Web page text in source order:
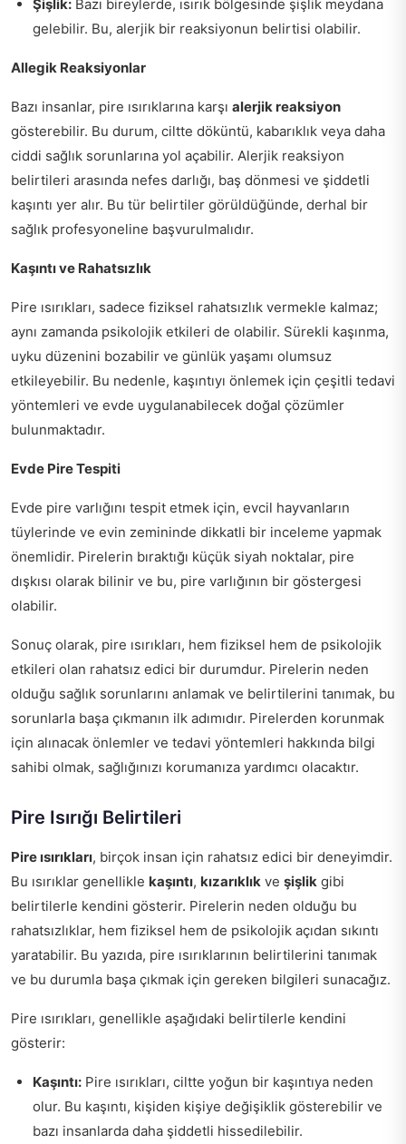
Şişlik: Bazı bireylerde, ısırık bölgesinde şişlik meydana
gelebilir. Bu, alerjik bir reaksiyonun belirtisi olabilir.
Allegik Reaksiyonlar
Bazı insanlar, pire ısırıklarına karşı alerjik reaksiyon
gösterebilir. Bu durum, ciltte döküntü, kabarıklık veya daha
ciddi sağlık sorunlarına yol açabilir. Alerjik reaksiyon
belirtileri arasında nefes darlığı, baş dönmesi ve şiddetli
kaşıntı yer alır. Bu tür belirtiler görüldüğünde, derhal bir
sağlık profesyoneline başvurulmalıdır.
Kaşıntı ve Rahatsızlık
Pire ısırıkları, sadece fiziksel rahatsızlık vermekle kalmaz;
aynı zamanda psikolojik etkileri de olabilir. Sürekli kaşınma,
uyku düzenini bozabilir ve günlük yaşamı olumsuz
etkileyebilir. Bu nedenle, kaşıntıyı önlemek için çeşitli tedavi
yöntemleri ve evde uygulanabilecek doğal çözümler
bulunmaktadır.
Evde Pire Tespiti
Evde pire varlığını tespit etmek için, evcil hayvanların
tüylerinde ve evin zemininde dikkatli bir inceleme yapmak
önemlidir. Pirelerin bıraktığı küçük siyah noktalar, pire
dışkısı olarak bilinir ve bu, pire varlığının bir göstergesi
olabilir.
Sonuç olarak, pire ısırıkları, hem fiziksel hem de psikolojik
etkileri olan rahatsız edici bir durumdur. Pirelerin neden
olduğu sağlık sorunlarını anlamak ve belirtilerini tanımak, bu
sorunlarla başa çıkmanın ilk adımıdır. Pirelerden korunmak
için alınacak önlemler ve tedavi yöntemleri hakkında bilgi
sahibi olmak, sağlığınızı korumanıza yardımcı olacaktır.
Pire Isırığı Belirtileri
Pire ısırıkları, birçok insan için rahatsız edici bir deneyimdir.
Bu ısırıklar genellikle kaşıntı, kızarıklık ve şişlik gibi
belirtilerle kendini gösterir. Pirelerin neden olduğu bu
rahatsızlıklar, hem fiziksel hem de psikolojik açıdan sıkıntı
yaratabilir. Bu yazıda, pire ısırıklarının belirtilerini tanımak
ve bu durumla başa çıkmak için gereken bilgileri sunacağız.
Pire ısırıkları, genellikle aşağıdaki belirtilerle kendini
gösterir:
Kaşıntı: Pire ısırıkları, ciltte yoğun bir kaşıntıya neden
olur. Bu kaşıntı, kişiden kişiye değişiklik gösterebilir ve
bazı insanlarda daha şiddetli hissedilebilir.